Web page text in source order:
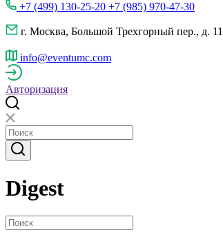
+7 (499) 130-25-20 +7 (985) 970-47-30
г. Москва, Большой Трехгорный пер., д.
info@eventumc.com
Авторизация
Digest